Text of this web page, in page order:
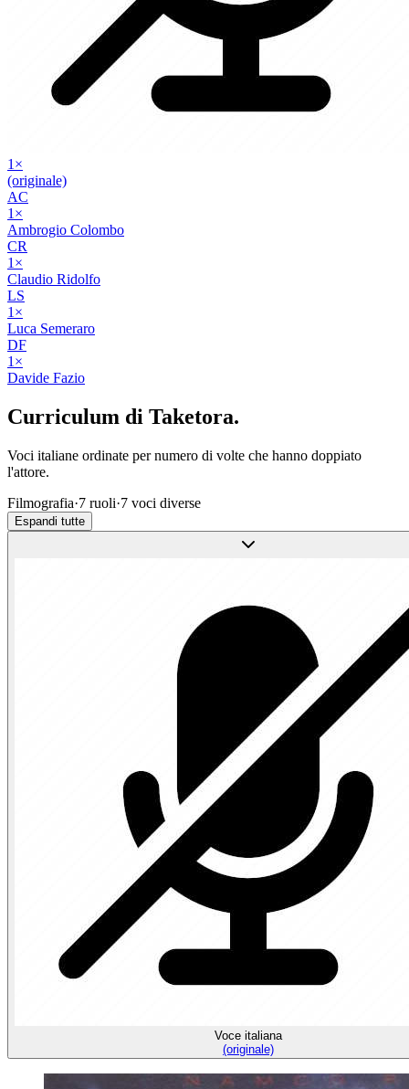
1 ×
(originale)
AC
1 ×
Ambrogio Colombo
CR
1 ×
Claudio Ridolfo
LS
1 ×
Luca Semeraro
DF
1 ×
Davide Fazio
Curriculum di Taketora.
Voci italiane ordinate per numero di volte che hanno doppiato
l'attore.
Filmografia·7 ruoli·7 voci diverse
Espandi tutte
Voce italiana
(originale)